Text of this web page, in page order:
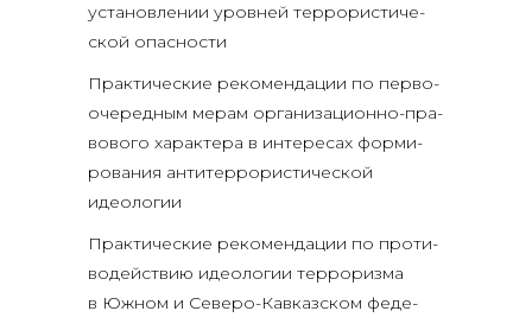
уста­нов­ле­нии уров­ней тер­ро­ри­сти­че­
ской опасности
Прак­ти­че­ские реко­мен­да­ции по пер­во­
оче­ред­ным мерам орга­ни­за­ци­он­но-пра­
во­во­го харак­те­ра в инте­ре­сах фор­ми­
ро­ва­ния анти­тер­ро­ри­сти­че­ской
идеологии
Прак­ти­че­ские реко­мен­да­ции по про­ти­
во­дей­ствию идео­ло­гии тер­ро­риз­ма
в Южном и Севе­ро-Кав­каз­ском феде­